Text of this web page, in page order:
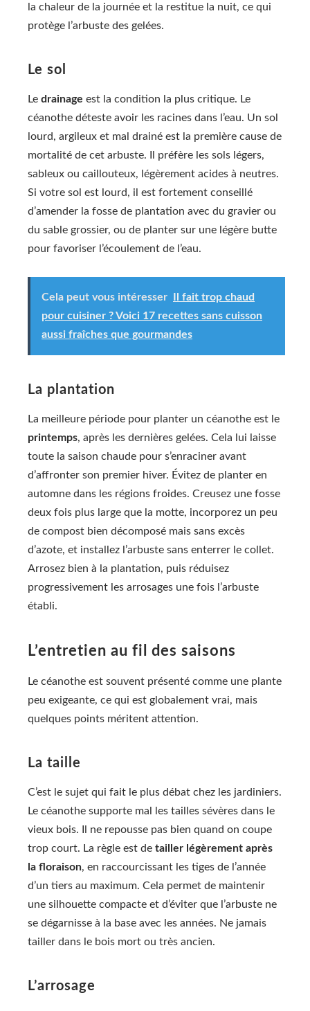
la chaleur de la journée et la restitue la nuit, ce qui
protège l’arbuste des gelées.
Le sol
Le drainage est la condition la plus critique. Le
céanothe déteste avoir les racines dans l’eau. Un sol
lourd, argileux et mal drainé est la première cause de
mortalité de cet arbuste. Il préfère les sols légers,
sableux ou caillouteux, légèrement acides à neutres.
Si votre sol est lourd, il est fortement conseillé
d’amender la fosse de plantation avec du gravier ou
du sable grossier, ou de planter sur une légère butte
pour favoriser l’écoulement de l’eau.
Cela peut vous intéresser
Il fait trop chaud
pour cuisiner ? Voici 17 recettes sans cuisson
aussi fraîches que gourmandes
La plantation
La meilleure période pour planter un céanothe est le
printemps, après les dernières gelées. Cela lui laisse
toute la saison chaude pour s’enraciner avant
d’affronter son premier hiver. Évitez de planter en
automne dans les régions froides. Creusez une fosse
deux fois plus large que la motte, incorporez un peu
de compost bien décomposé mais sans excès
d’azote, et installez l’arbuste sans enterrer le collet.
Arrosez bien à la plantation, puis réduisez
progressivement les arrosages une fois l’arbuste
établi.
L’entretien au fil des saisons
Le céanothe est souvent présenté comme une plante
peu exigeante, ce qui est globalement vrai, mais
quelques points méritent attention.
La taille
C’est le sujet qui fait le plus débat chez les jardiniers.
Le céanothe supporte mal les tailles sévères dans le
vieux bois. Il ne repousse pas bien quand on coupe
trop court. La règle est de tailler légèrement après
la floraison, en raccourcissant les tiges de l’année
d’un tiers au maximum. Cela permet de maintenir
une silhouette compacte et d’éviter que l’arbuste ne
se dégarnisse à la base avec les années. Ne jamais
tailler dans le bois mort ou très ancien.
L’arrosage